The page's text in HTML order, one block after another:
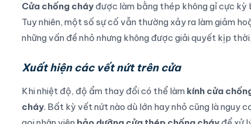
Cửa chống cháy được làm bằng thép không gỉ cực kỳ
Tuy nhiên, một số sự cố vẫn thường xảy ra làm giảm
những vấn đề nhỏ nhưng không được giải quyết kịp
Xuất hiện các vết nứt trên cửa
Khi nhiệt độ, độ ẩm thay đổi có thể làm kính cửa
cháy. Bất kỳ vết nứt nào dù lớn hay nhỏ cũng là nguy